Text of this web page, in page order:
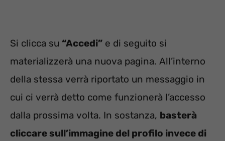
Si clicca su “Accedi” e di seguito si
materializzerà una nuova pagina. All’interno
della stessa verrà riportato un messaggio in
cui ci verrà detto come funzionerà l’accesso
dalla prossima volta. In sostanza, basterà
cliccare sull’immagine del profilo invece di